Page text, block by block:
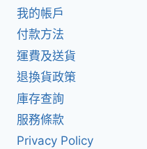
我的帳戶
付款方法
運費及送貨
退換貨政策
庫存查詢
服務條款
Privacy Policy